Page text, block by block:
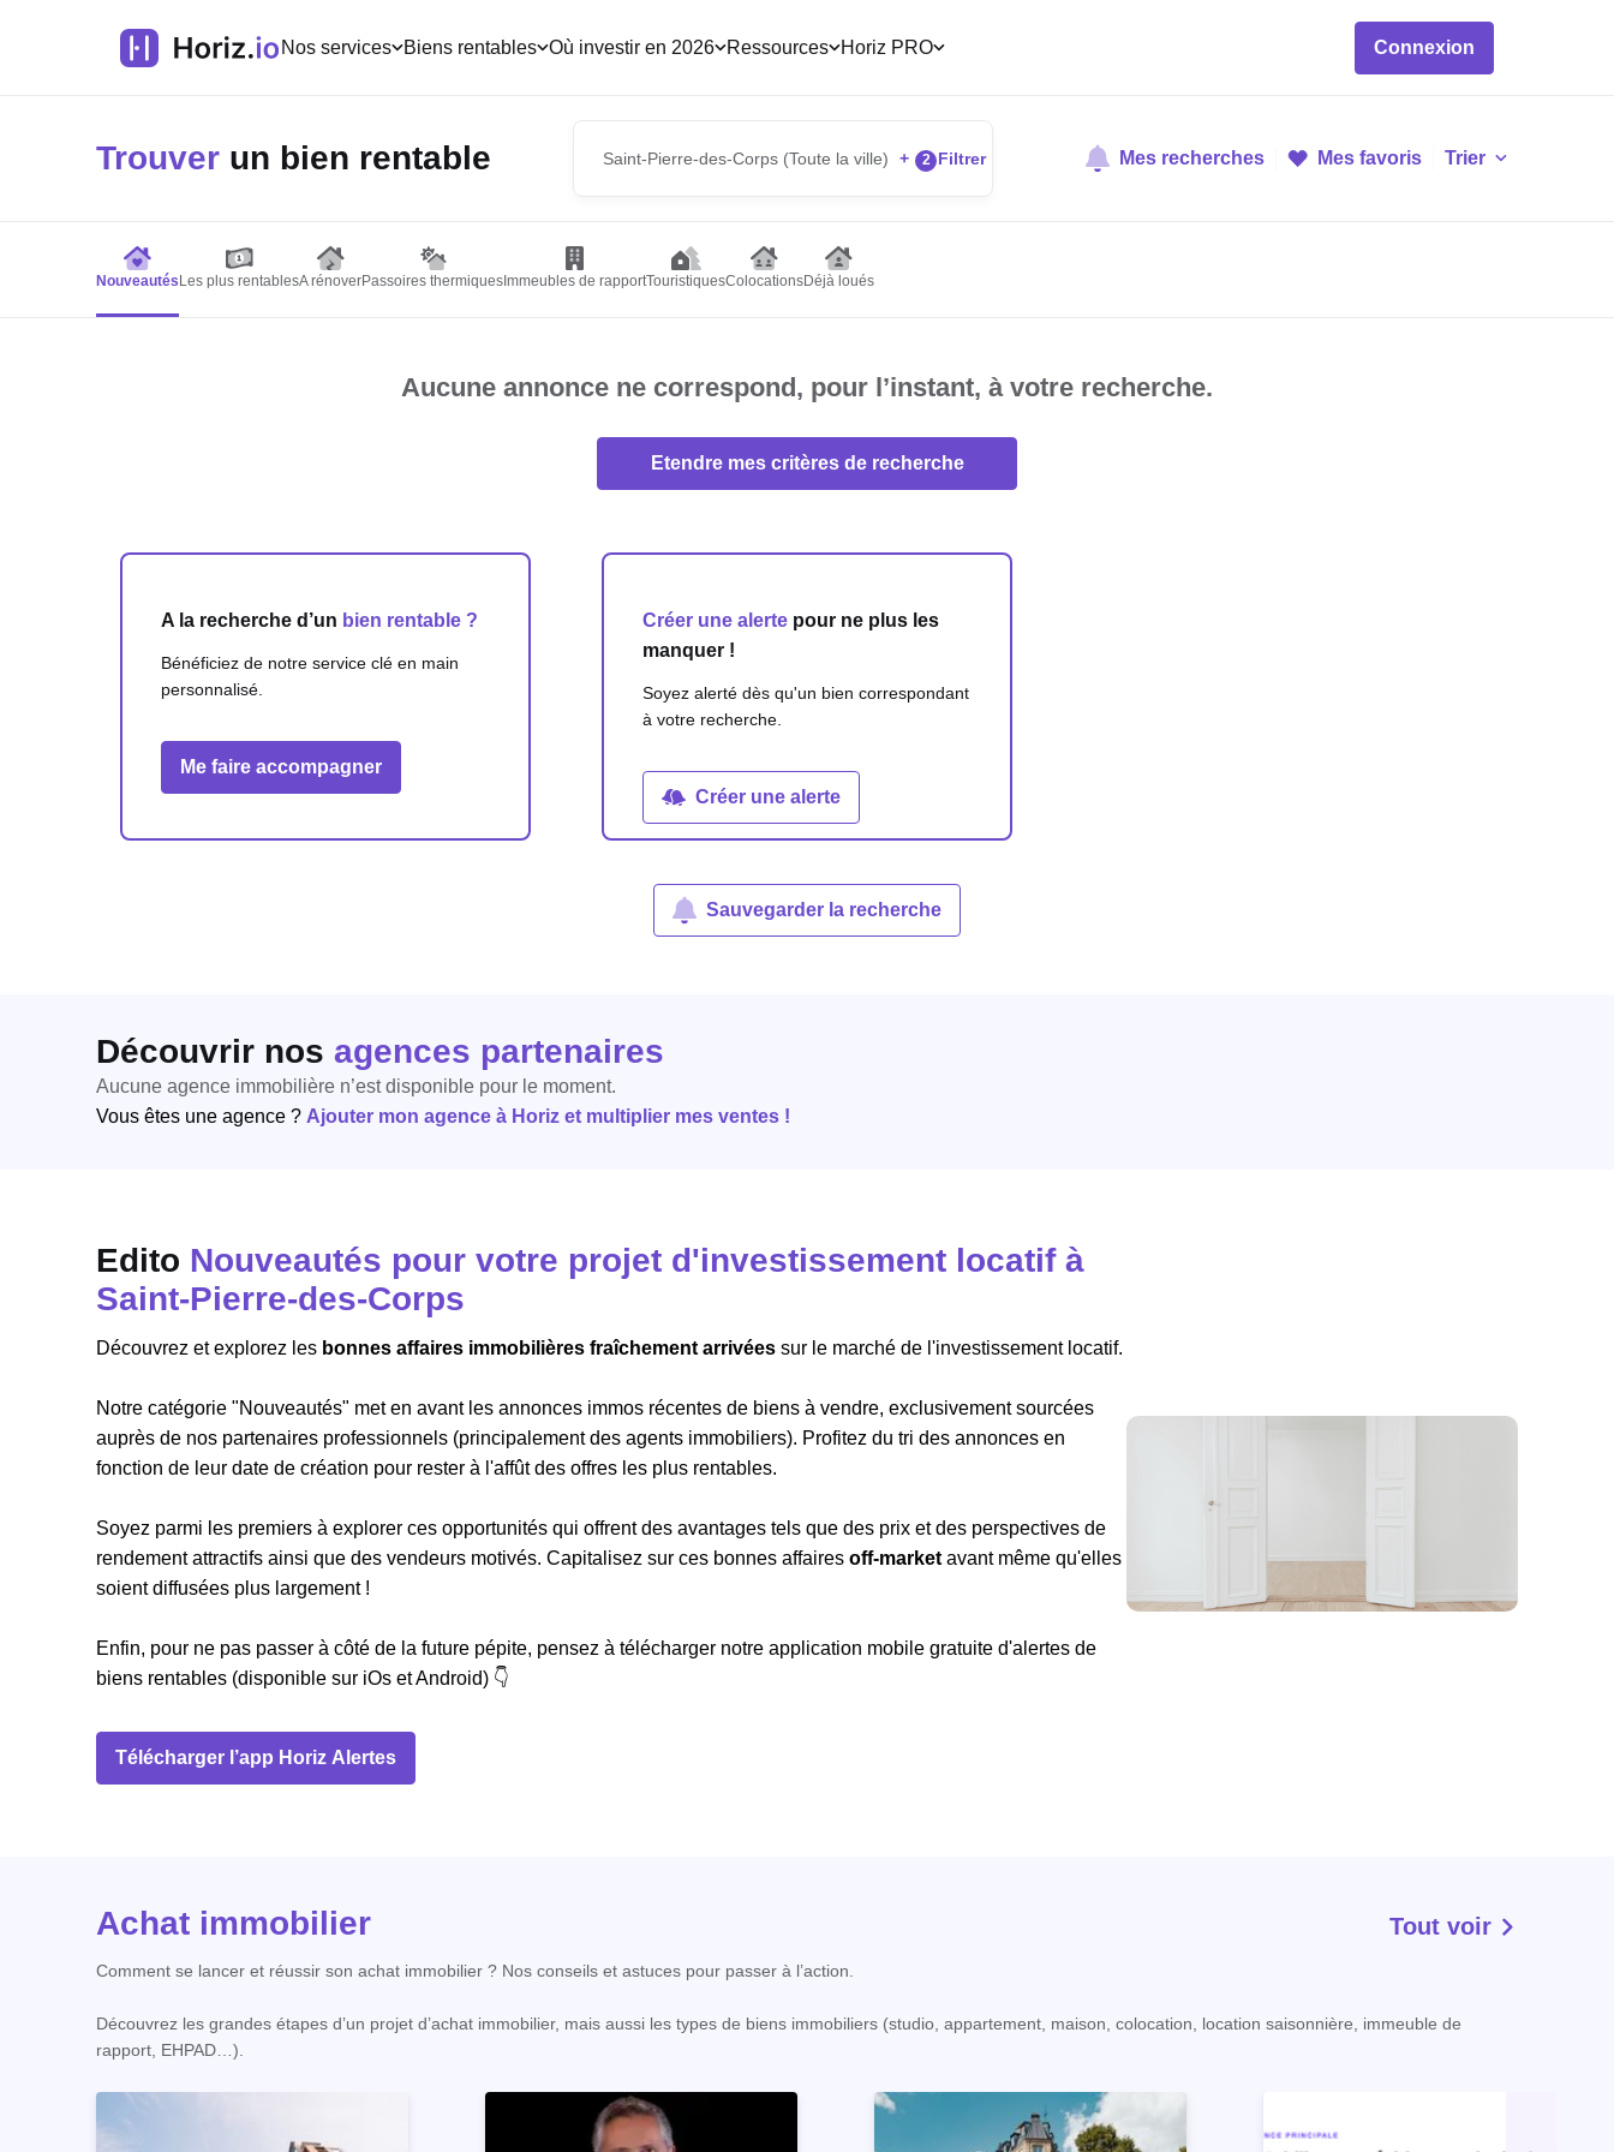
Nos services Biens rentables Où investir en 2026 Ressources Horiz PRO Connexion
Trouver un bien rentable Saint-Pierre-des-Corps (Toute la ville) + 2 Filtrer Mes recherches Mes favoris Trier
Nouveautés Les plus rentablesA rénoverPassoires thermiques Immeubles de rapportTouristiquesColocationsDéjà loués
Aucune annonce ne correspond, pour l’instant, à votre recherche.
Etendre mes critères de recherche
A la recherche d’un bien rentable ?
Bénéficiez de notre service clé en main
personnalisé.
Me faire accompagner
Créer une alertepour ne plus les
manquer !
Soyez alerté dès qu'un bien correspondant
à votre recherche.
Créer une alerte
Sauvegarder la recherche
Découvrir nos agences partenaires
Aucune agence immobilière n’est disponible pour le moment.
Vous êtes une agence ? Ajouter mon agence à Horiz et multiplier mes ventes !
Edito Nouveautés pour votre projet d'investissement locatif à
Saint-Pierre-des-Corps
Découvrez et explorez les bonnes affaires immobilières fraîchement arrivées sur le marché de l'investissement locatif.
Notre catégorie "Nouveautés" met en avant les annonces immos récentes de biens à vendre, exclusivement sourcées
auprès de nos partenaires professionnels (principalement des agents immobiliers). Profitez du tri des annonces en
fonction de leur date de création pour rester à l'affût des offres les plus rentables.
Soyez parmi les premiers à explorer ces opportunités qui offrent des avantages tels que des prix et des perspectives de
rendement attractifs ainsi que des vendeurs motivés. Capitalisez sur ces bonnes affaires off-market avant même qu'elles
soient diffusées plus largement !
Enfin, pour ne pas passer à côté de la future pépite, pensez à télécharger notre application mobile gratuite d'alertes de
biens rentables (disponible sur iOs et Android) 👇
Télécharger l’app Horiz Alertes
Achat immobilier Tout voir
Comment se lancer et réussir son achat immobilier ? Nos conseils et astuces pour passer à l’action.
Découvrez les grandes étapes d’un projet d’achat immobilier, mais aussi les types de biens immobiliers (studio, appartement, maison, colocation, location saisonnière, immeuble de
rapport, EHPAD…).